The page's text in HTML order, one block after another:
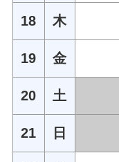
18 木
19 金
20 土
21 日